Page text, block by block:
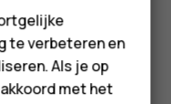
te verbeteren en
Als je op
met het